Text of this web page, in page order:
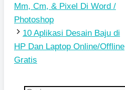
Mm, Cm, & Pixel Di Word /
Photoshop
10 Aplikasi Desain Baju di
HP Dan Laptop Online/Offline
Gratis